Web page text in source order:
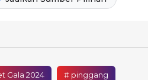
Gala 2024 # pinggang